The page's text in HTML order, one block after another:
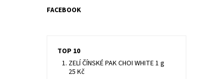
FACEBOOK
TOP 10
ZELÍ ČÍNSKÉ PAK CHOI WHITE 1 g
25 Kč